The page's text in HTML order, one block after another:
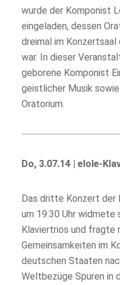
wurde der Komponist
eingeladen, dessen
dreimal im
war. In dieser
geborene Komponist
geistlicher Musik
Oratorium.
Do, 3.07.14 | elole-
Das dritte Konzert der
um 19:30 Uhr widmete
Klaviertrios und fragte
Gemeinsamkeiten im
deutschen Staaten
Weltbezüge Spuren in